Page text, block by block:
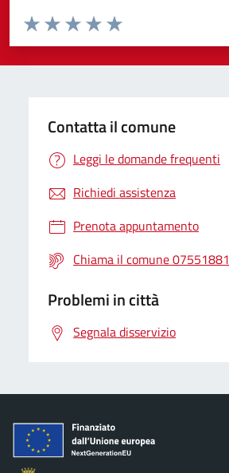
Valuta da 1 a 5 stelle la pagina
Valuta 5 stelle su 5
Valuta 4 stelle su 5
Valuta 3 stelle su 5
Valuta 2 stelle su 5
Valuta 1 stelle su 5
Contatta il comune
Leggi le domande frequenti
Richiedi assistenza
Prenota appuntamento
Chiama il comune 07551881
Problemi in città
Segnala disservizio